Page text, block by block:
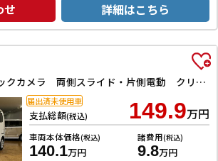
せ 詳細はこちら
ベースグレード バックカメラ 両側スライド・片側電動 クリアランスソナー オートクルーズコントロール レーンアシスト 衝突被害軽減システム オートライト LEDヘッドランプ スマートキー アイドリングストップ
支払総額(税込) 149.9万円
車両本体価格(税込)
140.1万円
諸費用(税込)
9.8万円
届出済未使用車